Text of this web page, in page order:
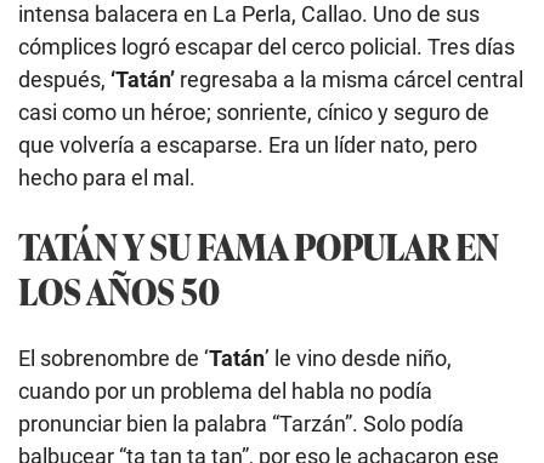
intensa balacera en La Perla, Callao. Uno de sus
cómplices logró escapar del cerco policial. Tres días
después, ‘Tatán’ regresaba a la misma cárcel central
casi como un héroe; sonriente, cínico y seguro de
que volvería a escaparse. Era un líder nato, pero
hecho para el mal.
TATÁN Y SU FAMA POPULAR EN
LOS AÑOS 50
El sobrenombre de ‘Tatán’ le vino desde niño,
cuando por un problema del habla no podía
pronunciar bien la palabra “Tarzán”. Solo podía
balbucear “ta tan ta tan”, por eso le achacaron ese